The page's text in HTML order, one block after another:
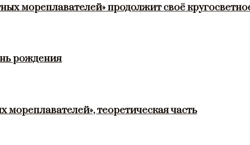
мореплавателей» продолжит своё
рождения
мореплавателей», теоретическая часть